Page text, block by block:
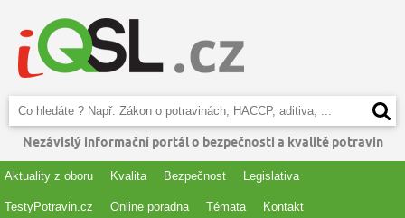
Nezávislý informační portál o bezpečnosti a kvalitě potravin
Aktuality z oboru Kvalita Bezpečnost Legislativa
TestyPotravin.cz Online poradna Témata Kontakt